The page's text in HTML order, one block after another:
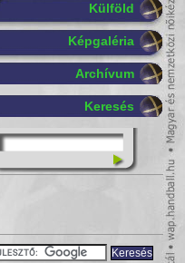
Külföld
Képgaléria
Archívum
Keresés